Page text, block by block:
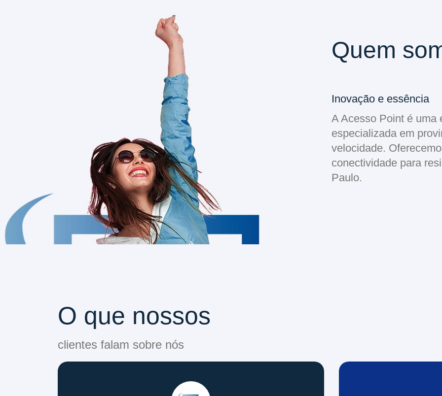
Quem
Inovação e essência
A Acesso Point é uma
especializada em
velocidade.
conectividade para
Paulo.
O que nossos
clientes falam sobre nós